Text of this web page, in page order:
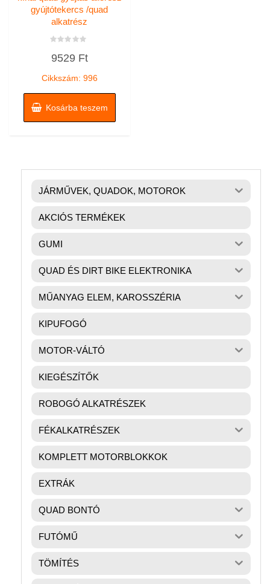
gyújtótekercs /quad
alkatrész
0
9529 Ft
Cikkszám: 996
Kosárba teszem
JÁRMŰVEK, QUADOK, MOTOROK
AKCIÓS TERMÉKEK
GUMI
QUAD ÉS DIRT BIKE ELEKTRONIKA
MŰANYAG ELEM, KAROSSZÉRIA
KIPUFOGÓ
MOTOR-VÁLTÓ
KIEGÉSZÍTŐK
ROBOGÓ ALKATRÉSZEK
FÉKALKATRÉSZEK
KOMPLETT MOTORBLOKKOK
EXTRÁK
QUAD BONTÓ
FUTÓMŰ
TÖMÍTÉS